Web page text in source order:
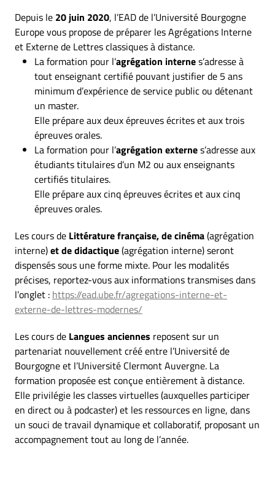
Depuis le 20 juin 2020, l’EAD de l’Université Bourgogne
Europe vous propose de préparer les Agrégations Interne
et Externe de Lettres classiques à distance.
La formation pour l’agrégation internes’adresse à
tout enseignant certifié pouvant justifier de 5 ans
minimum d’expérience de service public ou détenant
un master.
Elle prépare aux deux épreuves écrites et aux trois
épreuves orales.
La formation pour l’agrégation externes’adresse aux
étudiants titulaires d’un M2 ou aux enseignants
certifiés titulaires.
Elle prépare aux cinq épreuves écrites et aux cinq
épreuves orales.
Les cours de Littérature française, de cinéma(agrégation
interne)et de didactique(agrégation interne) seront
dispensés sous une forme mixte. Pour les modalités
précises, reportez-vous aux informations transmises dans
l’onglet : https://ead.ube.fr/agregations-interne-et-
externe-de-lettres-modernes/
Les cours de Langues anciennes reposent sur un
partenariat nouvellement créé entre l’Université de
Bourgogne et l’Université Clermont Auvergne. La
formation proposée est conçue entièrement à distance.
Elle privilégie les classes virtuelles (auxquelles participer
en direct ou à podcaster) et les ressources en ligne, dans
un souci de travail dynamique et collaboratif, proposant un
accompagnement tout au long de l’année.